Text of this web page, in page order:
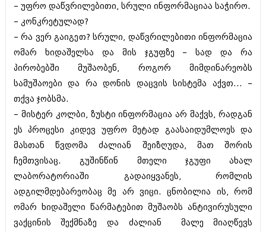
– უფრო დაწვრილებითი, სრული ინფორმაციაა საჭირო.
– კონკრეტულად?
– რა ვერ გაიგეთ? სრული, დაწვრილებითი ინფორმაცია
ომარ ხიდაშელსა და მის ჯგუფზე – სად და რა
პირობებში მუშაობენ, როგორ მიმდინარეობს
სამუშაოები და რა დონის დაცვის სისტემა აქვთ... –
თქვა ჯობსმა.
– მისტერ კოლბი, ზუსტი ინფორმაცია არ მაქვს, რადგან
ეს პროცესი კიდევ უფრო მეტად გაასაიდუმლოეს და
მასთან წვდომა ძალიან შეიზღუდა, მათ შორის
ჩემთვისაც. გუშინწინ მთელი ჯგუფი ახალ
ლაბორატორიაში გადაიყვანეს, რომლის
ადგილმდებარეობაც მე არ ვიცი. ცნობილია ის, რომ
ომარ ხიდაშელი წარმატებით მუშაობს ანტივირუსული
ვაქცინის შექმნაზე და ძალიან მალე მიაღწევს